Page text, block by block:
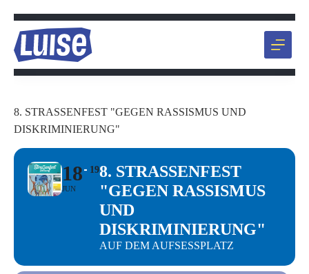
Zum
Inhalt
springen
8. STRASSENFEST "GEGEN RASSISMUS UND D
ISKRIMINIERUNG"
18
JUN
198. STRASSENFEST "
GEGEN RASSISMUS U
ND D
ISKRIMINIERUNG"
AUF DEM AUFSESSPLATZ